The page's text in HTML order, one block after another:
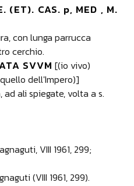
(ET). CAS. p, MED , M.
con lunga parrucca
cerchio.
SVVM [(io vivo)
dell'Impero)]
ali spiegate, volta a s.
VIII 1961, 299;
(VIII 1961, 299).